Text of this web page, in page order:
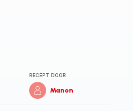
RECEPT DOOR
Manon